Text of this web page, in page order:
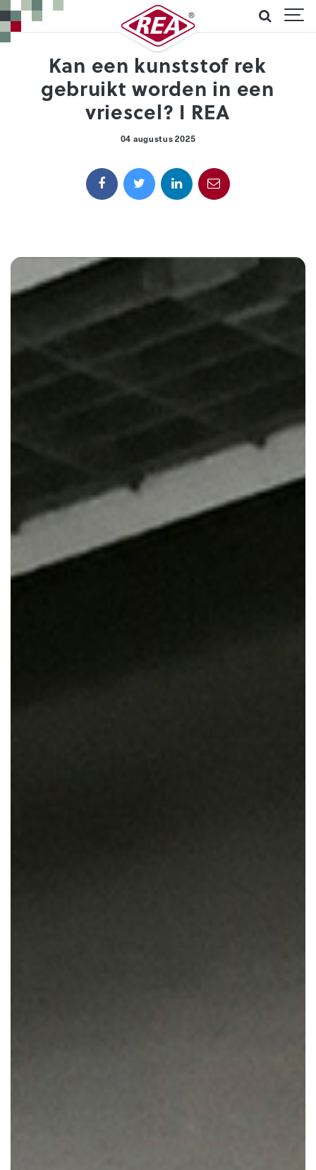
Kan een kunststof rek
gebruikt worden in een
vriescel? I REA
04 augustus 2025